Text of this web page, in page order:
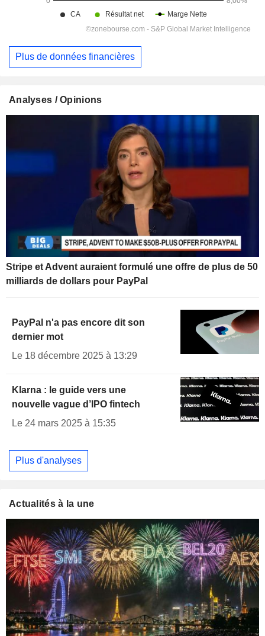
Plus de données financières
Analyses / Opinions
Stripe et Advent auraient formulé une offre de plus de 50
milliards de dollars pour PayPal
PayPal n'a pas encore dit son
dernier mot
Le 18 décembre 2025 à 13:29
Klarna : le guide vers une
nouvelle vague d’IPO fintech
Le 24 mars 2025 à 15:35
Plus d'analyses
Actualités à la une